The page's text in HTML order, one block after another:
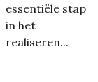
essentiële stap
in het
realiseren...